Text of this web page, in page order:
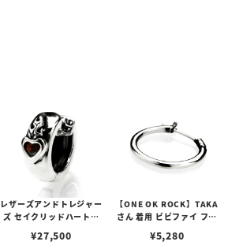
レザーズアンドトレジャー
ズ セイクリッドハートピ
¥27,500
【ONE OK ROCK】TAKA
さん 着用 ビビファイ フー
¥5,280